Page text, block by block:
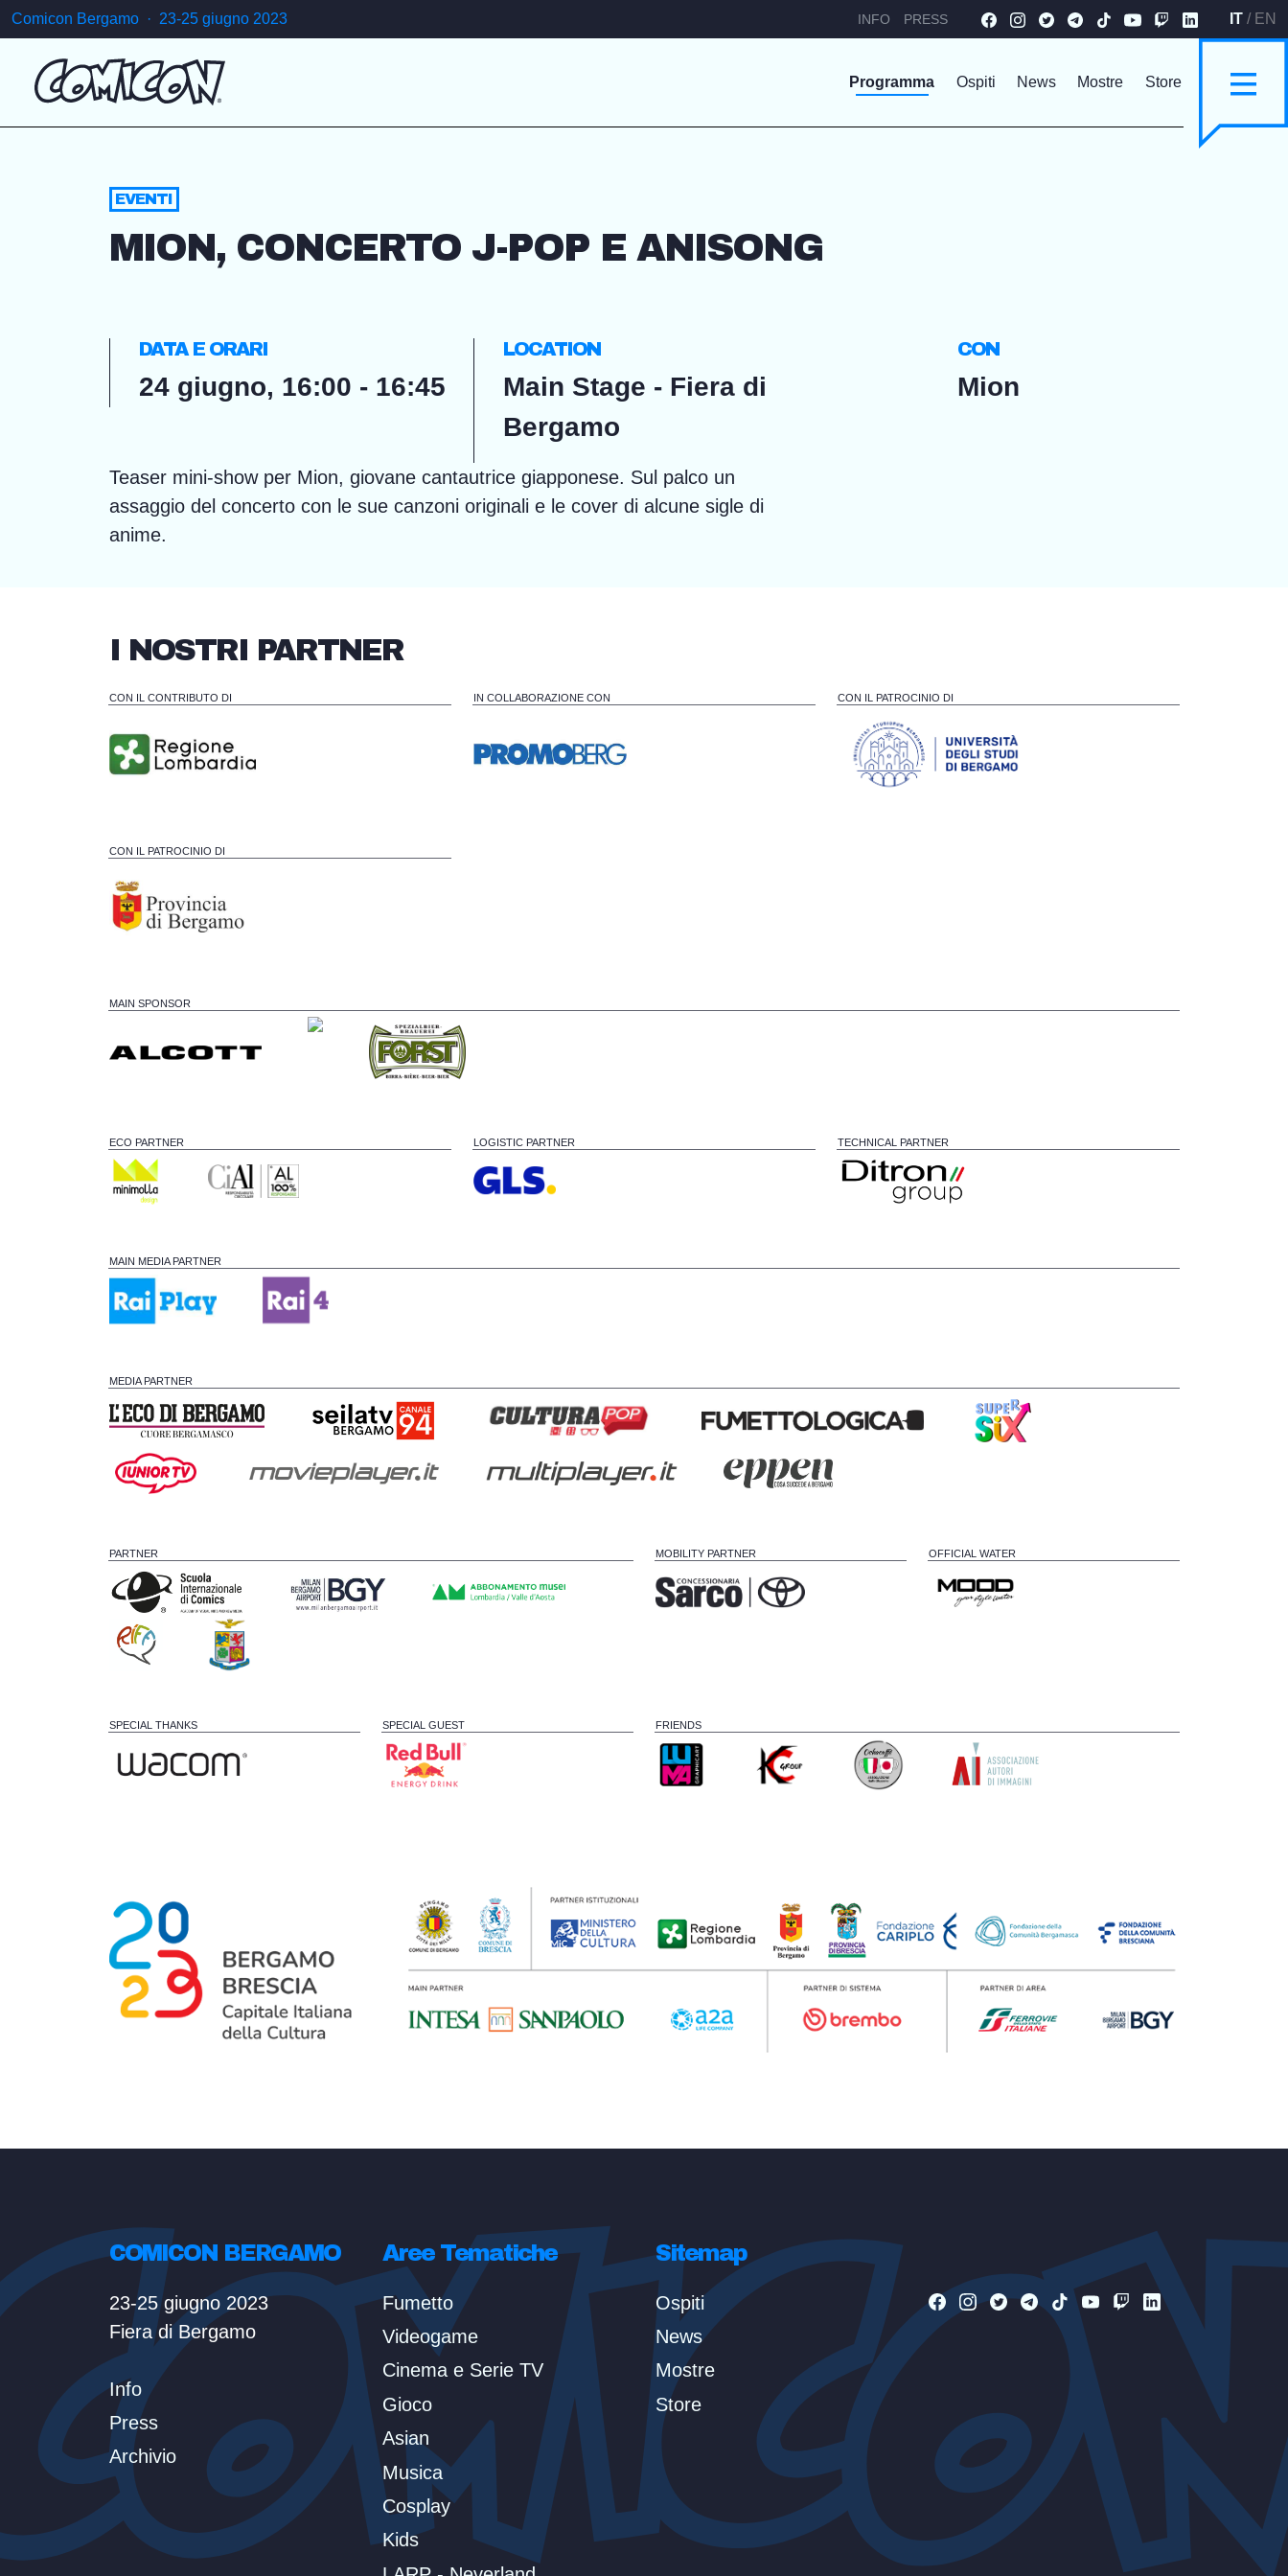
Comicon Bergamo · 23-25 giugno 2023 INFO PRESS IT / EN
Programma Ospiti News Mostre Store
EVENTI
MION, CONCERTO J-POP E ANISONG
DATA E ORARI
24 giugno, 16:00 - 16:45
LOCATION
Main Stage - Fiera di
Bergamo
Teaser mini-show per Mion, giovane cantautrice giapponese. Sul palco un
assaggio del concerto con le sue canzoni originali e le cover di alcune sigle di
anime.
CON
Mion
I NOSTRI PARTNER
CON IL CONTRIBUTO DI IN COLLABORAZIONE CON CON IL PATROCINIO DI
CON IL PATROCINIO DI
MAIN SPONSOR
ECO PARTNER LOGISTIC PARTNER TECHNICAL PARTNER
MAIN MEDIA PARTNER
MEDIA PARTNER
PARTNER MOBILITY PARTNER OFFICIAL WATER
SPECIAL THANKS SPECIAL GUEST FRIENDS
COMICON BERGAMO
23-25 giugno 2023
Fiera di Bergamo
Info
Press
Archivio
Aree Tematiche
Fumetto
Videogame
Cinema e Serie TV
Gioco
Asian
Musica
Cosplay
Kids
Sitemap
Ospiti
News
Mostre
Store